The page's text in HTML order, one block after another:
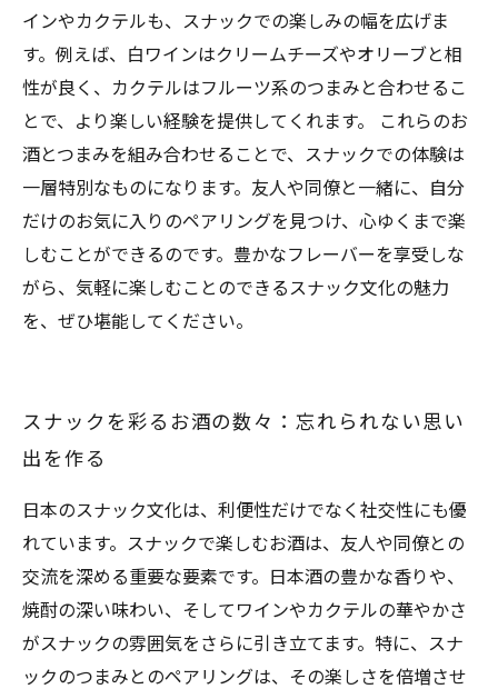
インやカクテルも、スナックでの楽しみの幅を広げま
す。例えば、白ワインはクリームチーズやオリーブと相
性が良く、カクテルはフルーツ系のつまみと合わせるこ
とで、より楽しい経験を提供してくれます。 これらのお
酒とつまみを組み合わせることで、スナックでの体験は
一層特別なものになります。友人や同僚と一緒に、自分
だけのお気に入りのペアリングを見つけ、心ゆくまで楽
しむことができるのです。豊かなフレーバーを享受しな
がら、気軽に楽しむことのできるスナック文化の魅力
を、ぜひ堪能してください。
スナックを彩るお酒の数々：忘れられない思い
出を作る
日本のスナック文化は、利便性だけでなく社交性にも優
れています。スナックで楽しむお酒は、友人や同僚との
交流を深める重要な要素です。日本酒の豊かな香りや、
焼酎の深い味わい、そしてワインやカクテルの華やかさ
がスナックの雰囲気をさらに引き立てます。特に、スナ
ックのつまみとのペアリングは、その楽しさを倍増させ